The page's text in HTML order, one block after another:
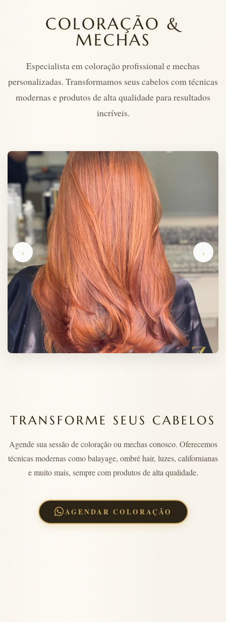
COLORAÇÃO &
MECHAS
Especialista em coloração profissional e mechas
personalizadas. Transformamos seus cabelos com técnicas
modernas e produtos de alta qualidade para resultados
incríveis.
‹ ›
TRANSFORME SEUS CABELOS
Agende sua sessão de coloração ou mechas conosco. Oferecemos
técnicas modernas como balayage, ombré hair, luzes, californianas
e muito mais, sempre com produtos de alta qualidade.
AGENDAR COLORAÇÃO